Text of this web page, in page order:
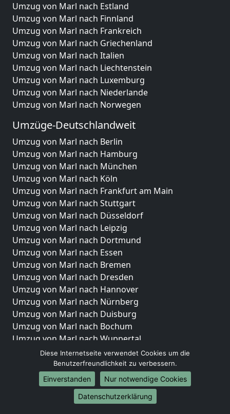
Umzug von Marl nach Estland
Umzug von Marl nach Finnland
Umzug von Marl nach Frankreich
Umzug von Marl nach Griechenland
Umzug von Marl nach Italien
Umzug von Marl nach Liechtenstein
Umzug von Marl nach Luxemburg
Umzug von Marl nach Niederlande
Umzug von Marl nach Norwegen
Umzüge-Deutschlandweit
Umzug von Marl nach Berlin
Umzug von Marl nach Hamburg
Umzug von Marl nach München
Umzug von Marl nach Köln
Umzug von Marl nach Frankfurt am Main
Umzug von Marl nach Stuttgart
Umzug von Marl nach Düsseldorf
Umzug von Marl nach Leipzig
Umzug von Marl nach Dortmund
Umzug von Marl nach Essen
Umzug von Marl nach Bremen
Umzug von Marl nach Dresden
Umzug von Marl nach Hannover
Umzug von Marl nach Nürnberg
Umzug von Marl nach Duisburg
Umzug von Marl nach Bochum
Umzug von Marl nach Wuppertal
Umzug von Marl nach Bielefeld
Umzug von Marl nach Bonn
Umzug von Marl nach Münster
Internationale-Umzüge
Diese Internetseite verwendet Cookies um die
Benutzerfreundlichkeit zu verbessern.
Einverstanden
Nur notwendige Cookies
Datenschutzerklärung